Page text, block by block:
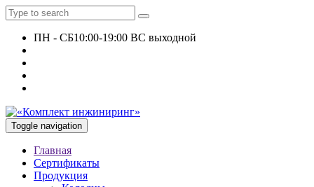
ПН - СБ10:00-19:00 ВС выходной
Toggle navigation
Главная
Сертификаты
Продукция